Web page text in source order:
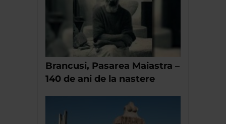
Brancusi, Pasarea Maiastra –
140 de ani de la nastere